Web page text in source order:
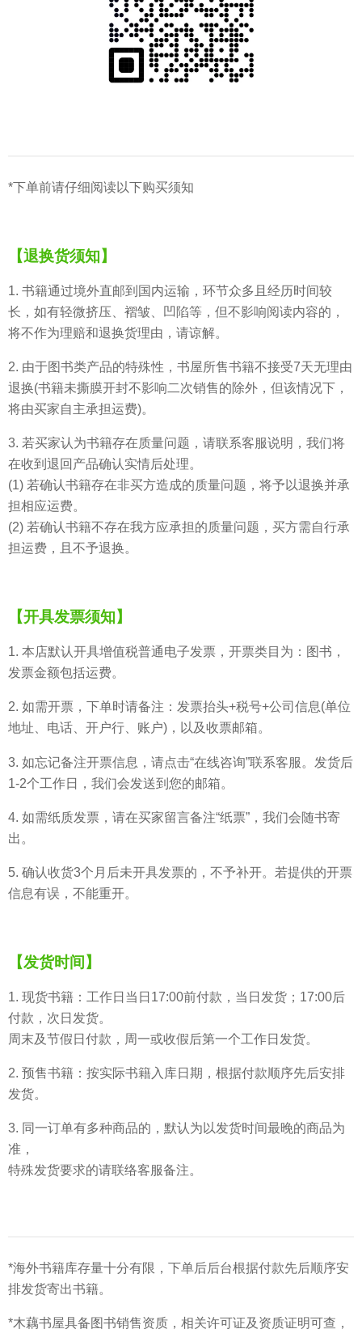
*下单前请仔细阅读以下购买须知
【退换货须知】
1. 书籍通过境外直邮到国内运输，环节众多且经历时间较
长，如有轻微挤压、褶皱、凹陷等，但不影响阅读内容的，
将不作为理赔和退换货理由，请谅解。
2. 由于图书类产品的特殊性，书屋所售书籍不接受7天无理由
退换(书籍未撕膜开封不影响二次销售的除外，但该情况下，
将由买家自主承担运费)。
3. 若买家认为书籍存在质量问题，请联系客服说明，我们将
在收到退回产品确认实情后处理。
(1) 若确认书籍存在非买方造成的质量问题，将予以退换并承
担相应运费。
(2) 若确认书籍不存在我方应承担的质量问题，买方需自行承
担运费，且不予退换。
【开具发票须知】
1. 本店默认开具增值税普通电子发票，开票类目为：图书，
发票金额包括运费。
2. 如需开票，下单时请备注：发票抬头+税号+公司信息(单位
地址、电话、开户行、账户)，以及收票邮箱。
3. 如忘记备注开票信息，请点击“在线咨询”联系客服。发货后
1-2个工作日，我们会发送到您的邮箱。
4. 如需纸质发票，请在买家留言备注“纸票”，我们会随书寄
出。
5. 确认收货3个月后未开具发票的，不予补开。若提供的开票
信息有误，不能重开。
【发货时间】
1. 现货书籍：工作日当日17:00前付款，当日发货；17:00后
付款，次日发货。
周末及节假日付款，周一或收假后第一个工作日发货。
2. 预售书籍：按实际书籍入库日期，根据付款顺序先后安排
发货。
3. 同一订单有多种商品的，默认为以发货时间最晚的商品为
准，
特殊发货要求的请联络客服备注。
*海外书籍库存量十分有限，下单后后台根据付款先后顺序安
排发货寄出书籍。
*木藕书屋具备图书销售资质，相关许可证及资质证明可查，